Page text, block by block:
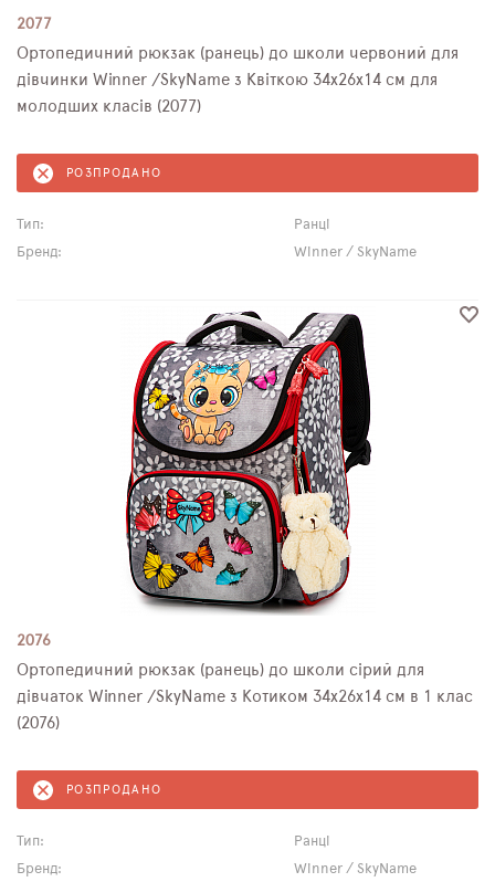
2077
Ортопедичний рюкзак (ранець) до школи червоний для
дівчинки Winner /SkyName з Квіткою 34х26х14 см для
молодших класів (2077)
РОЗПРОДАНО
Тип:
Ранці
Бренд:
Winner / SkyName
2076
Ортопедичний рюкзак (ранець) до школи сірий для
дівчаток Winner /SkyName з Котиком 34х26х14 см в 1 клас
(2076)
РОЗПРОДАНО
Тип:
Ранці
Бренд:
Winner / SkyName